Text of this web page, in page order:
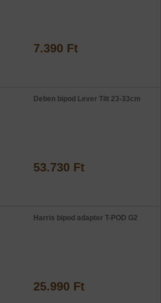
7.390 Ft
Deben bipod Lever Tilt 23-33cm
53.730 Ft
Harris bipod adapter T-POD G2
25.990 Ft